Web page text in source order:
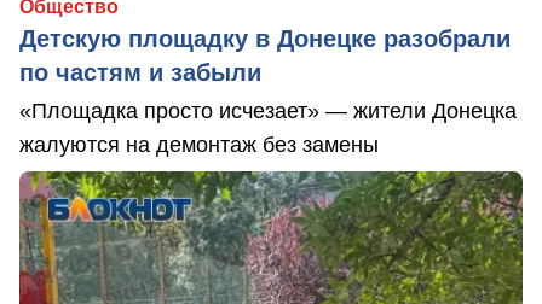
Общество
Детскую площадку в Донецке разобрали
по частям и забыли
«Площадка просто исчезает» — жители Донецка
жалуются на демонтаж без замены